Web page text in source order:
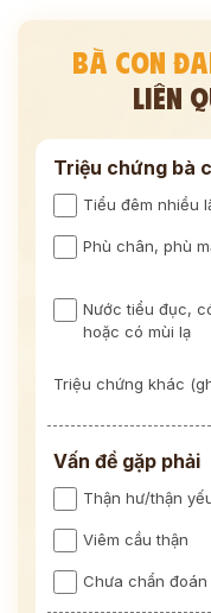
BÀ CON
LIÊN
Triệu chứng bà
Tiểu đêm nhiều
Phù chân, phù
Nước tiểu đục,
hoặc có mùi lạ
Triệu chứng khác
Vấn đề gặp phải
Thận hư/thận
Viêm cầu thận
Chưa chẩn đoán